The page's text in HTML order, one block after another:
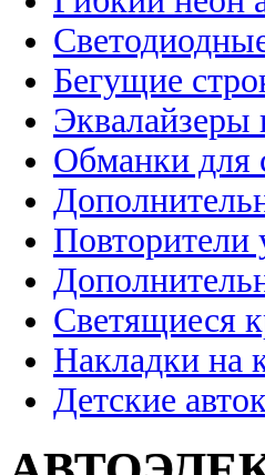
Бегущие
Эквалайзеры
Обманки для
Повторители
Светящиеся
Накладки на
Детские